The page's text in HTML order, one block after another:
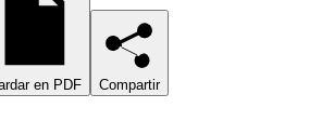
en PDF Compartir